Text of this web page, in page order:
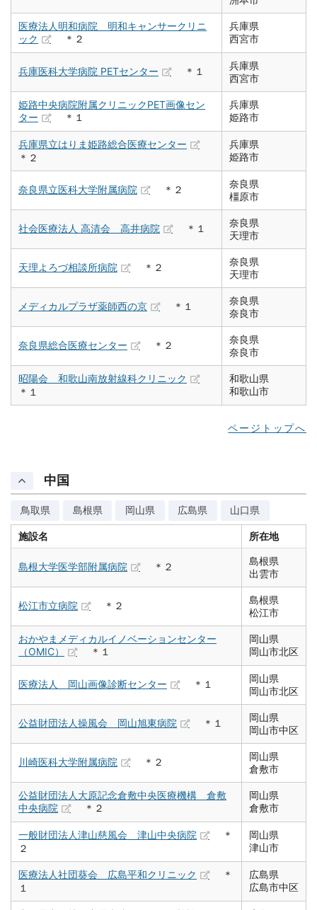
医療法人明和病院 明和キャンサークリニ
ック
＊２
兵庫県
西宮市
兵庫医科大学病院 PETセンター ＊１
兵庫県
西宮市
姫路中央病院附属クリニックPET画像セン
ター
＊１
兵庫県
姫路市
兵庫県立はりま姫路総合医療センター
＊２
兵庫県
姫路市
奈良県立医科大学附属病院 ＊２
奈良県
橿原市
社会医療法人 高清会 高井病院 ＊１
奈良県
天理市
天理よろづ相談所病院 ＊２
奈良県
天理市
メディカルプラザ薬師西の京 ＊１
奈良県
奈良市
奈良県総合医療センター ＊２
奈良県
奈良市
昭陽会 和歌山南放射線科クリニック
＊１
和歌山県
和歌山市
ページトップへ
中国
鳥取県 島根県 岡山県 広島県 山口県
施設名 所在地
島根大学医学部附属病院 ＊２
島根県
出雲市
松江市立病院 ＊２
島根県
松江市
おかやまメディカルイノベーションセンター
（OMIC）
＊１
岡山県
岡山市北区
医療法人 岡山画像診断センター ＊１
岡山県
岡山市北区
公益財団法人操風会 岡山旭東病院 ＊１
岡山県
岡山市中区
川崎医科大学附属病院 ＊２
岡山県
倉敷市
公益財団法人大原記念倉敷中央医療機構 倉敷
中央病院
＊２
岡山県
倉敷市
一般財団法人津山慈風会 津山中央病院
＊
２
岡山県
津山市
医療法人社団葵会 広島平和クリニック
＊
１
広島県
広島市中区